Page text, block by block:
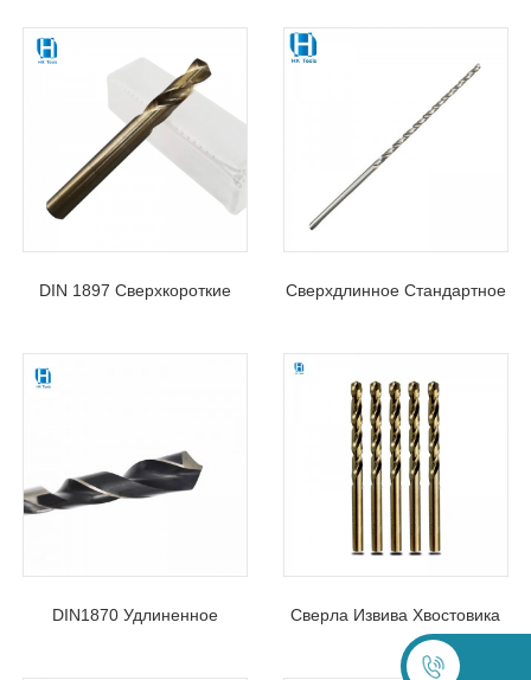
Спиральное Сверло С
Прямым Хвостовиком Для
Металла
Нержавеющего Металла
DIN 1897 Сверхкороткие
Прямым Хвостовиком
Сверхдлинное Стандартное
DIN1870 Удлиненное Сверла Извива Хвостовика
Длины Джоббер Кобальта